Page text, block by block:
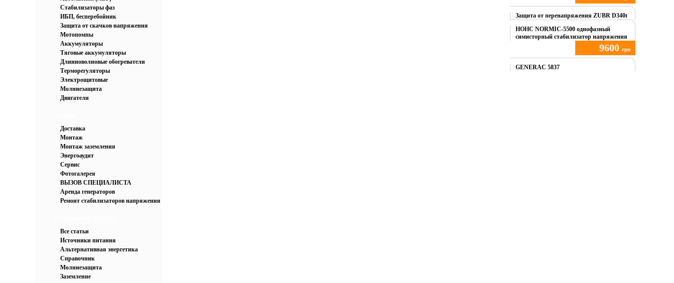
Стабилизаторы фаз
ИБП, бесперебойник
Защита от скачков напряжения
Мотопомпы
Аккумуляторы
Тяговые аккумуляторы
Длинноволновые обогреватели
Терморегуляторы
Электрощитовые
Молниезащита
Двигатели
Доставка
Монтаж
Монтаж заземления
Энергоаудит
Сервис
Фотогалерея
ВЫЗОВ СПЕЦИАЛИСТА
Аренда генераторов
Ремонт стабилизаторов напряжения
Все статьи
Источники питания
Альтернативная энергетика
Справочник
Молниезащита
Заземление
Купить
Защита от перенапряжения ZUBR D340t
НОНС NORMIC-5500 однофазный
симисторный стабилизатор напряжения
9600 грн
Купить
GENERAC 5837